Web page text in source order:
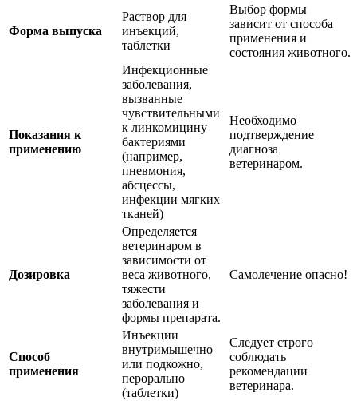
Форма выпуска
Раствор для
инъекций,
таблетки
Выбор формы
зависит от способа
применения и
состояния животного.
Показания к
применению
Инфекционные
заболевания,
вызванные
чувствительными
к линкомицину
бактериями
(например,
пневмония,
абсцессы,
инфекции мягких
тканей)
Необходимо
подтверждение
диагноза
ветеринаром.
Дозировка
Определяется
ветеринаром в
зависимости от
веса животного,
тяжести
заболевания и
формы препарата.
Самолечение опасно!
Способ
применения
Инъекции
внутримышечно
или подкожно,
перорально
(таблетки)
Следует строго
соблюдать
рекомендации
ветеринара.